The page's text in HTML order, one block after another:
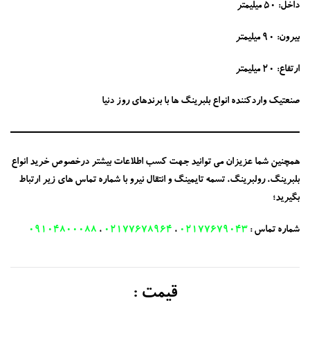
داخل: 50 میلیمتر
بیرون: 90 میلیمتر
ارتفاع: 20 میلیمتر
صنعتیک واردکننده انواع بلبرینگ ها با برندهای روز دنیا
همچنین شما عزیزان می توانید جهت کسب اطلاعات بیشتر درخصوص خرید انواع
بلبرینگ، رولبرینگ، تسمه تایمینگ و انتقال نیرو با شماره تماس های زیر ارتباط
بگیرید؛
شماره تماس : 02177679043 ، 02177678964 ، 09104800088
قیمت :